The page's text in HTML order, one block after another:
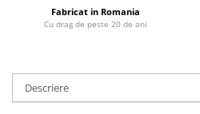
Fabricat in Romania
Cu drag de peste 20 de ani
Descriere